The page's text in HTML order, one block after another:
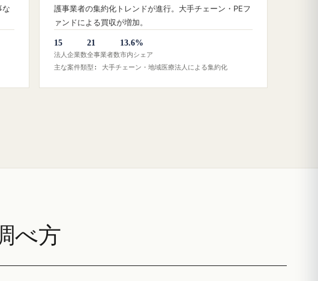
な
護事業者の集約化トレンドが進行。大手チェーン・PEフ
ァンドによる買収が増加。
15
法人企業数
21
全事業者数
13.6%
市内シェア
主な案件類型: 大手チェーン・地域医療法人による集約化
べ方